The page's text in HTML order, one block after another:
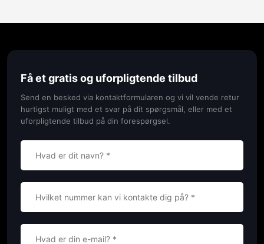
Få et gratis og uforpligtende tilbud​
Send en besked via kontaktformularen og vi vil vende retur
hurtigst muligt med et svar på dit spørgsmål, eller med et
uforpligtende tilbud på din forespørgsel.